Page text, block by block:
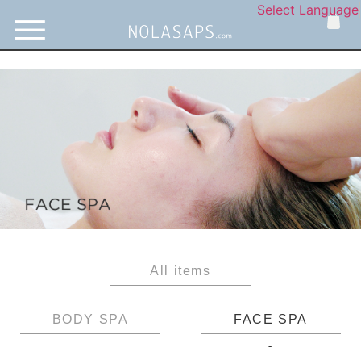
Select Language
All items
BODY SPA FACE SPA